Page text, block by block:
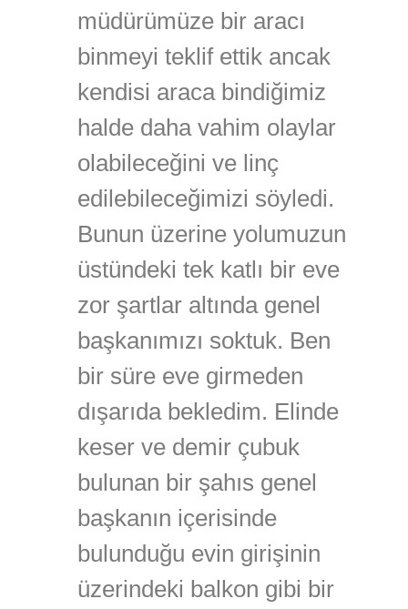
müdürümüze bir aracı
binmeyi teklif ettik ancak
kendisi araca bindiğimiz
halde daha vahim olaylar
olabileceğini ve linç
edilebileceğimizi söyledi.
Bunun üzerine yolumuzun
üstündeki tek katlı bir eve
zor şartlar altında genel
başkanımızı soktuk. Ben
bir süre eve girmeden
dışarıda bekledim. Elinde
keser ve demir çubuk
bulunan bir şahıs genel
başkanın içerisinde
bulunduğu evin girişinin
üzerindeki balkon gibi bir